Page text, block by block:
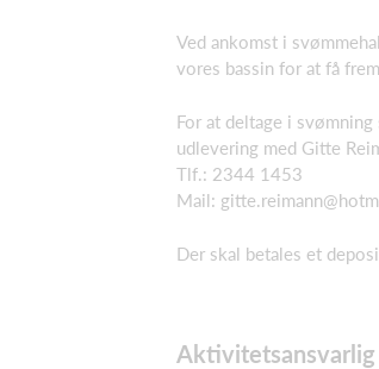
Ved ankomst i
vores bassin for at få
For at deltage i
udlevering med Gitte
Tlf.: 2344 1453
Mail:
Der skal betales et
Aktivitetsansvarlig